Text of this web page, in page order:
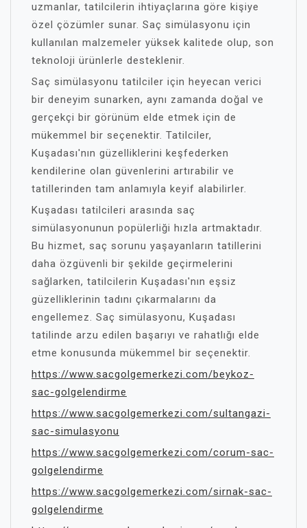
uzmanlar, tatilcilerin ihtiyaçlarına göre kişiye
özel çözümler sunar. Saç simülasyonu için
kullanılan malzemeler yüksek kalitede olup, son
teknoloji ürünlerle desteklenir.
Saç simülasyonu tatilciler için heyecan verici
bir deneyim sunarken, aynı zamanda doğal ve
gerçekçi bir görünüm elde etmek için de
mükemmel bir seçenektir. Tatilciler,
Kuşadası'nın güzelliklerini keşfederken
kendilerine olan güvenlerini artırabilir ve
tatillerinden tam anlamıyla keyif alabilirler.
Kuşadası tatilcileri arasında saç
simülasyonunun popülerliği hızla artmaktadır.
Bu hizmet, saç sorunu yaşayanların tatillerini
daha özgüvenli bir şekilde geçirmelerini
sağlarken, tatilcilerin Kuşadası'nın eşsiz
güzelliklerinin tadını çıkarmalarını da
engellemez. Saç simülasyonu, Kuşadası
tatilinde arzu edilen başarıyı ve rahatlığı elde
etme konusunda mükemmel bir seçenektir.
https://www.sacgolgemerkezi.com/beykoz-
sac-golgelendirme
https://www.sacgolgemerkezi.com/sultangazi-
sac-simulasyonu
https://www.sacgolgemerkezi.com/corum-sac-
golgelendirme
https://www.sacgolgemerkezi.com/sirnak-sac-
golgelendirme